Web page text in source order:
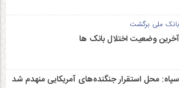
بانک ملی برگشت
آخرین وضعیت اختلال بانک ها
سپاه: محل استقرار جنگنده‌های آمریکایی منهدم شد